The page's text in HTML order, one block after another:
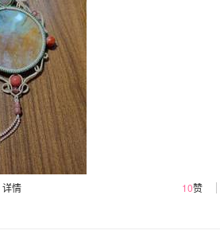
详情 10赞